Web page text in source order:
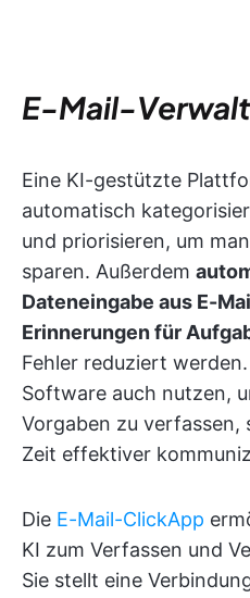
E-Mail-
Eine KI-gestützte
automatisch
und priorisieren, um
sparen. Außerdem
Dateneingabe aus E-
Erinnerungen für
Fehler reduziert
Software auch nutzen,
Vorgaben zu verfassen,
Zeit effektiver
Die E-Mail-ClickApp
KI zum Verfassen und
Sie stellt eine